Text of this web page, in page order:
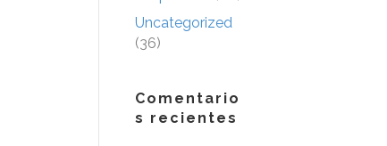
Uncategorized
(36)
Comentario
s recientes